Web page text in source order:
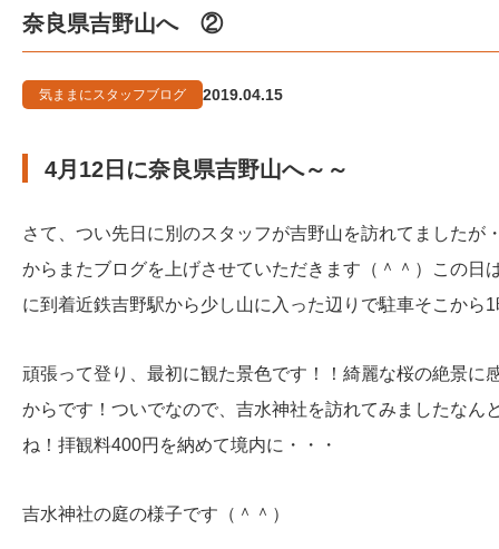
奈良県吉野山へ ②
気ままにスタッフブログ 2019.04.15
4月12日に奈良県吉野山へ～～
さて、つい先日に別のスタッフが吉野山を訪れてました
からまたブログを上げさせていただきます（＾＾）この
に到着近鉄吉野駅から少し山に入った辺りで駐車そこから
頑張って登り、最初に観た景色です！！綺麗な桜の絶景に
からです！ついでなので、吉水神社を訪れてみましたなん
ね！拝観料400円を納めて境内に・・・
吉水神社の庭の様子です（＾＾）